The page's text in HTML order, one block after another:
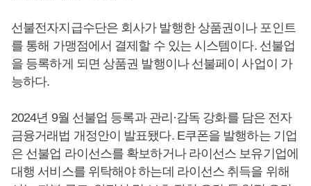
선불전자지급수단은 회사가 발행한 상품권이나 포인트
를 통해 가맹점에서 결제할 수 있는 시스템이다. 선불업
을 등록하게 되면 상품권 발행이나 선불페이 사업이 가
능하다.
2024년 9월 선불업 등록과 관리·감독 강화를 담은 전자
금융거래법 개정안이 발표됐다. E쿠폰을 발행하는 기업
은 선불업 라이선스를 확보하거나 라이선스 보유기업에
대행 서비스를 위탁해야 하는데 라이선스 취득을 위해